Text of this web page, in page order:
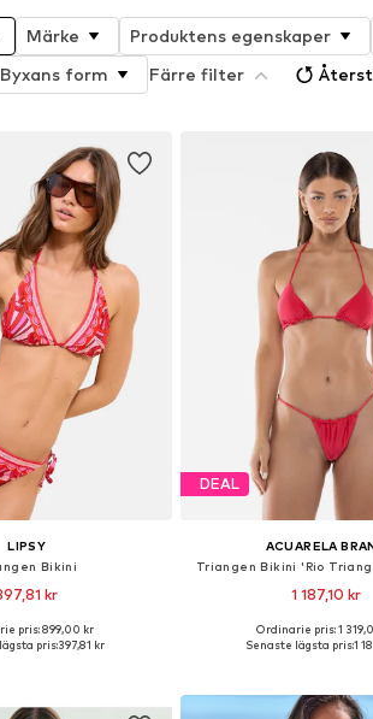
Märke Produktens egenskaper
Byxans form Färre filter
LIPSY
Bikini
kr
S, M, XXXL
pris: 899,00 kr
pris:397,81 kr
DEAL
ACUARELA
Triangen Bikini 'Rio
1 187,10 kr
+1
Tillgängliga storlekar:
Ordinarie pris: 1
Senaste lägsta pris:1